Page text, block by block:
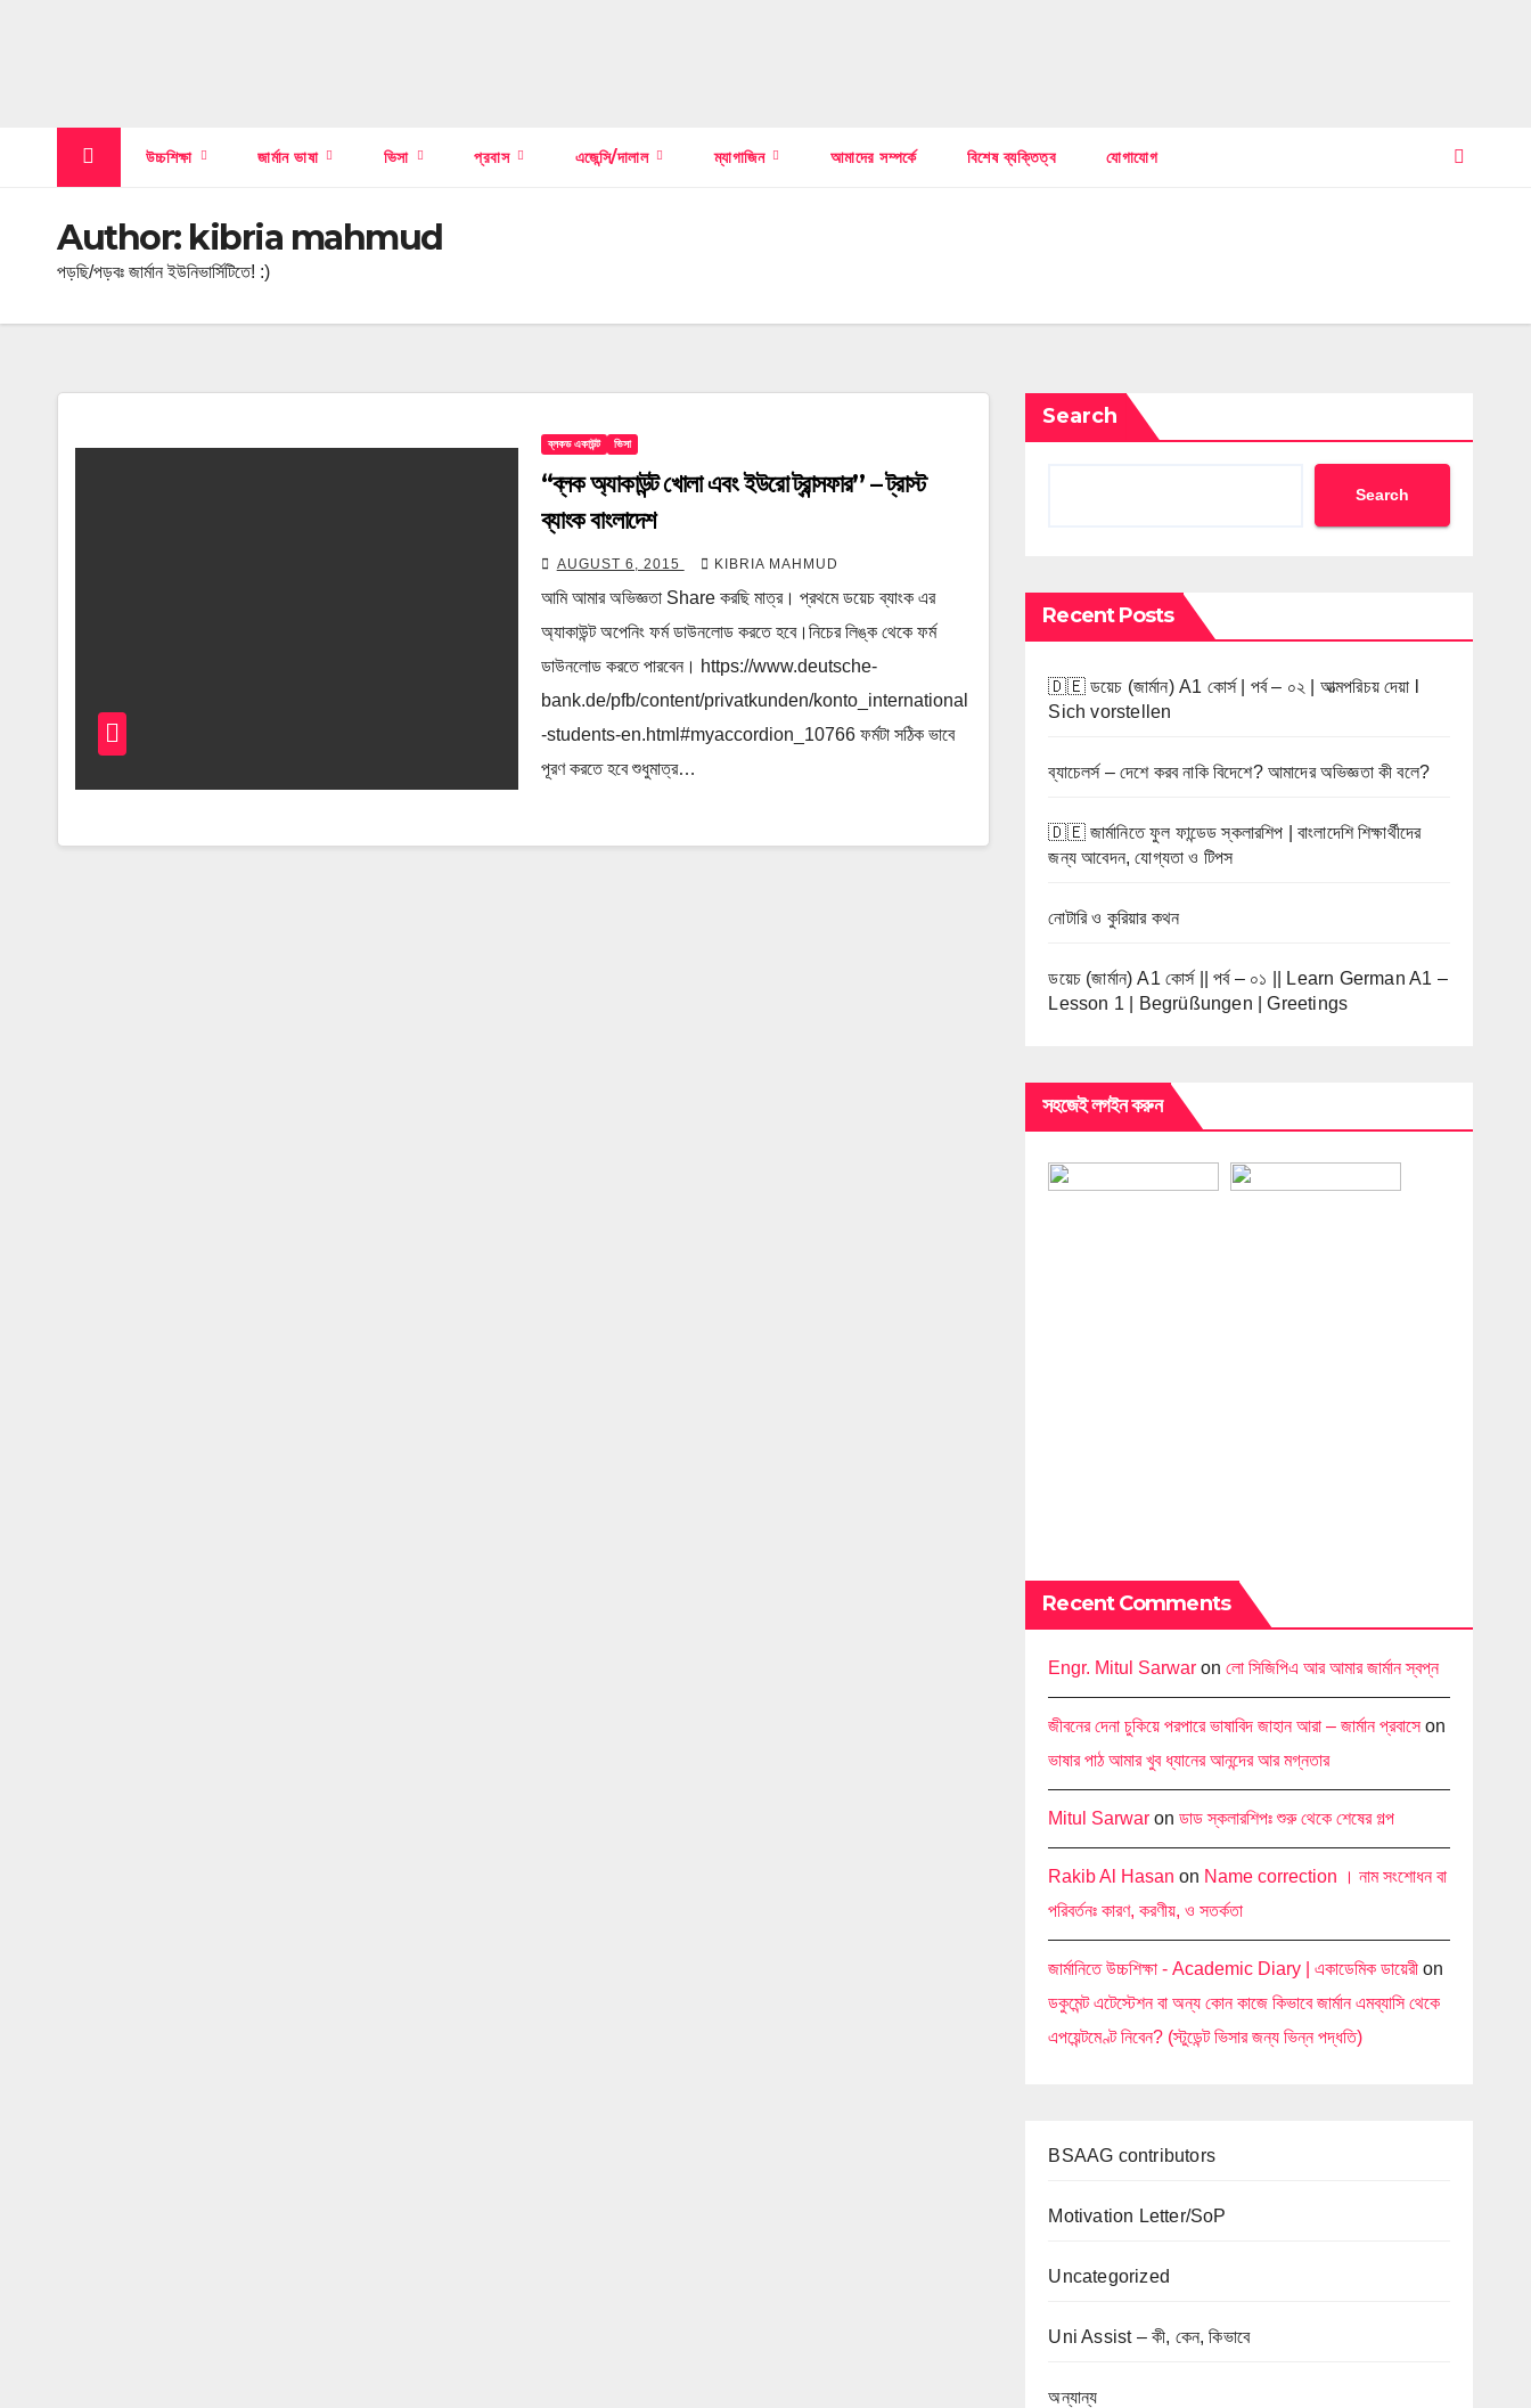
উচ্চশিক্ষা জার্মান ভাষা ভিসা প্রবাস এজেন্সি/দালাল ম্যাগাজিন আমাদের সম্পর্কে বিশেষ ব্যক্তিত্ব যোগাযোগ
Author: kibria mahmud
পড়ছি/পড়বঃ জার্মান ইউনিভার্সিটিতে! :)
ব্লকড একাউন্ট ভিসা
“ব্লক অ্যাকাউন্ট খোলা এবং ইউরো ট্রান্সফার’’ – ট্রাস্ট
ব্যাংক বাংলাদেশ
AUGUST 6, 2015 KIBRIA MAHMUD
আমি আমার অভিজ্ঞতা Share করছি মাত্র। প্রথমে ডয়েচ ব্যাংক এর
অ্যাকাউন্ট অপেনিং ফর্ম ডাউনলোড করতে হবে।নিচের লিঙ্ক থেকে ফর্ম
ডাউনলোড করতে পারবেন। https://www.deutsche-
bank.de/pfb/content/privatkunden/konto_international
-students-en.html#myaccordion_10766 ফর্মটা সঠিক ভাবে
পূরণ করতে হবে শুধুমাত্র…
Search
Search
Recent Posts
🇩🇪 ডয়েচ (জার্মান) A1 কোর্স | পর্ব – ০২ | আত্মপরিচয় দেয়া l
Sich vorstellen
ব্যাচেলর্স – দেশে করব নাকি বিদেশে? আমাদের অভিজ্ঞতা কী বলে?
🇩🇪 জার্মানিতে ফুল ফান্ডেড স্কলারশিপ | বাংলাদেশি শিক্ষার্থীদের
জন্য আবেদন, যোগ্যতা ও টিপস
নোটারি ও কুরিয়ার কথন
ডয়েচ (জার্মান) A1 কোর্স || পর্ব – ০১ || Learn German A1 –
Lesson 1 | Begrüßungen | Greetings
সহজেই লগইন করুন
Recent Comments
Engr. Mitul Sarwar onলো সিজিপিএ আর আমার জার্মান স্বপ্ন
জীবনের দেনা চুকিয়ে পরপারে ভাষাবিদ জাহান আরা – জার্মান প্রবাসেon
ভাষার পাঠ আমার খুব ধ্যানের আনন্দের আর মগ্নতার
Mitul Sarwar onডাড স্কলারশিপঃ শুরু থেকে শেষের গল্প
Rakib Al Hasan on Name correction । নাম সংশোধন বা
পরিবর্তনঃ কারণ, করণীয়, ও সতর্কতা
জার্মানিতে উচ্চশিক্ষা - Academic Diary | একাডেমিক ডায়েরী on
ডকুমেন্ট এটেস্টেশন বা অন্য কোন কাজে কিভাবে জার্মান এমব্যাসি থেকে
এপয়েন্টমেণ্ট নিবেন? (স্টুডেন্ট ভিসার জন্য ভিন্ন পদ্ধতি)
BSAAG contributors
Motivation Letter/SoP
Uncategorized
Uni Assist – কী, কেন, কিভাবে
অন্যান্য